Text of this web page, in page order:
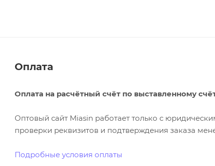
Оплата
Оплата на расчётный счёт по выставленному
Оптовый сайт Miasin работает только с
проверки реквизитов и подтверждения заказа
Подробные условия оплаты